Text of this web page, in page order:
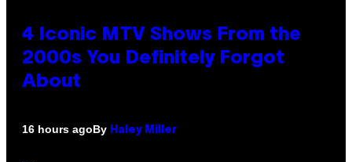
4 Iconic MTV Shows From the
2000s You Definitely Forgot
About
16 hours agoBy Haley Miller